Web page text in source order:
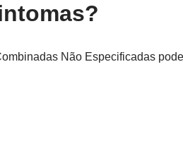
Não Especificadas